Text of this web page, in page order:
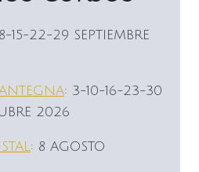
15-22-29 SEPTIEMBRE
: 3-10-16-23-30
2026
: 8 AGOSTO